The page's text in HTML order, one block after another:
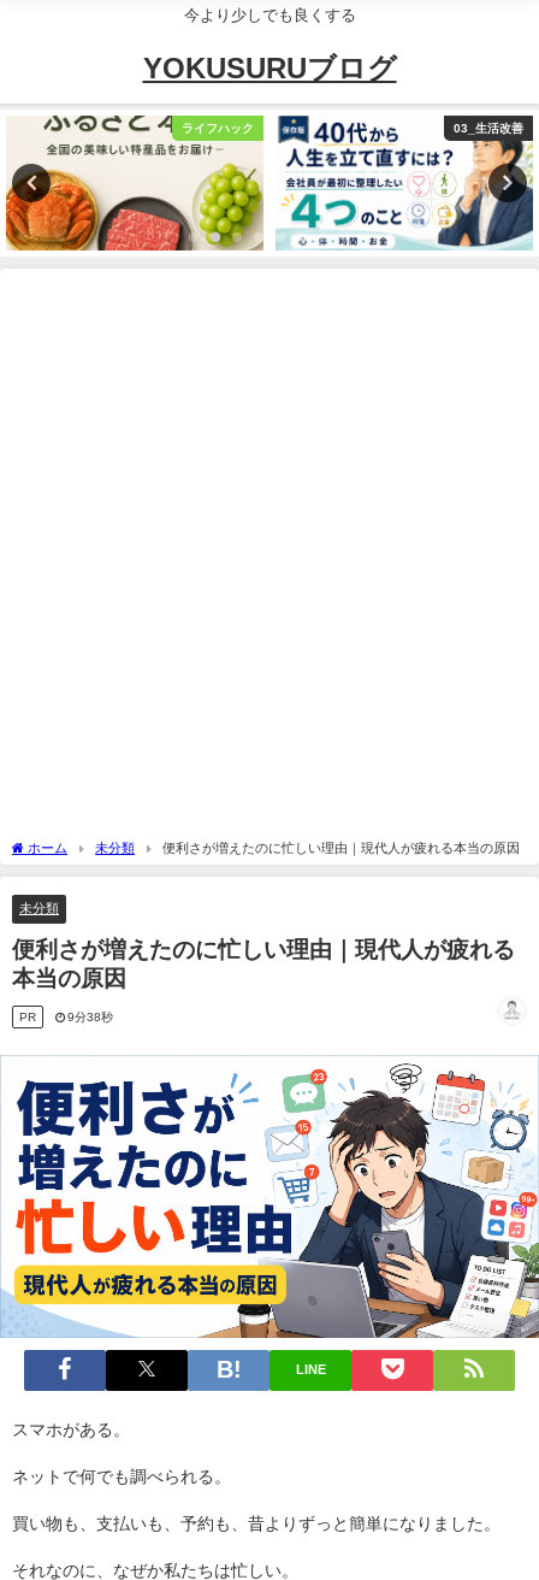
今より少しでも良くする
YOKUSURUブログ
03_生活改善 エンタメ
ホーム 未分類 便利さが増えたのに忙しい理由｜現代人が疲れる本当の原因
未分類
便利さが増えたのに忙しい理由｜現代人が疲れる
本当の原因
PR 9分38秒
LINE
スマホがある。
ネットで何でも調べられる。
買い物も、支払いも、予約も、昔よりずっと簡単になりました。
それなのに、なぜか私たちは忙しい。